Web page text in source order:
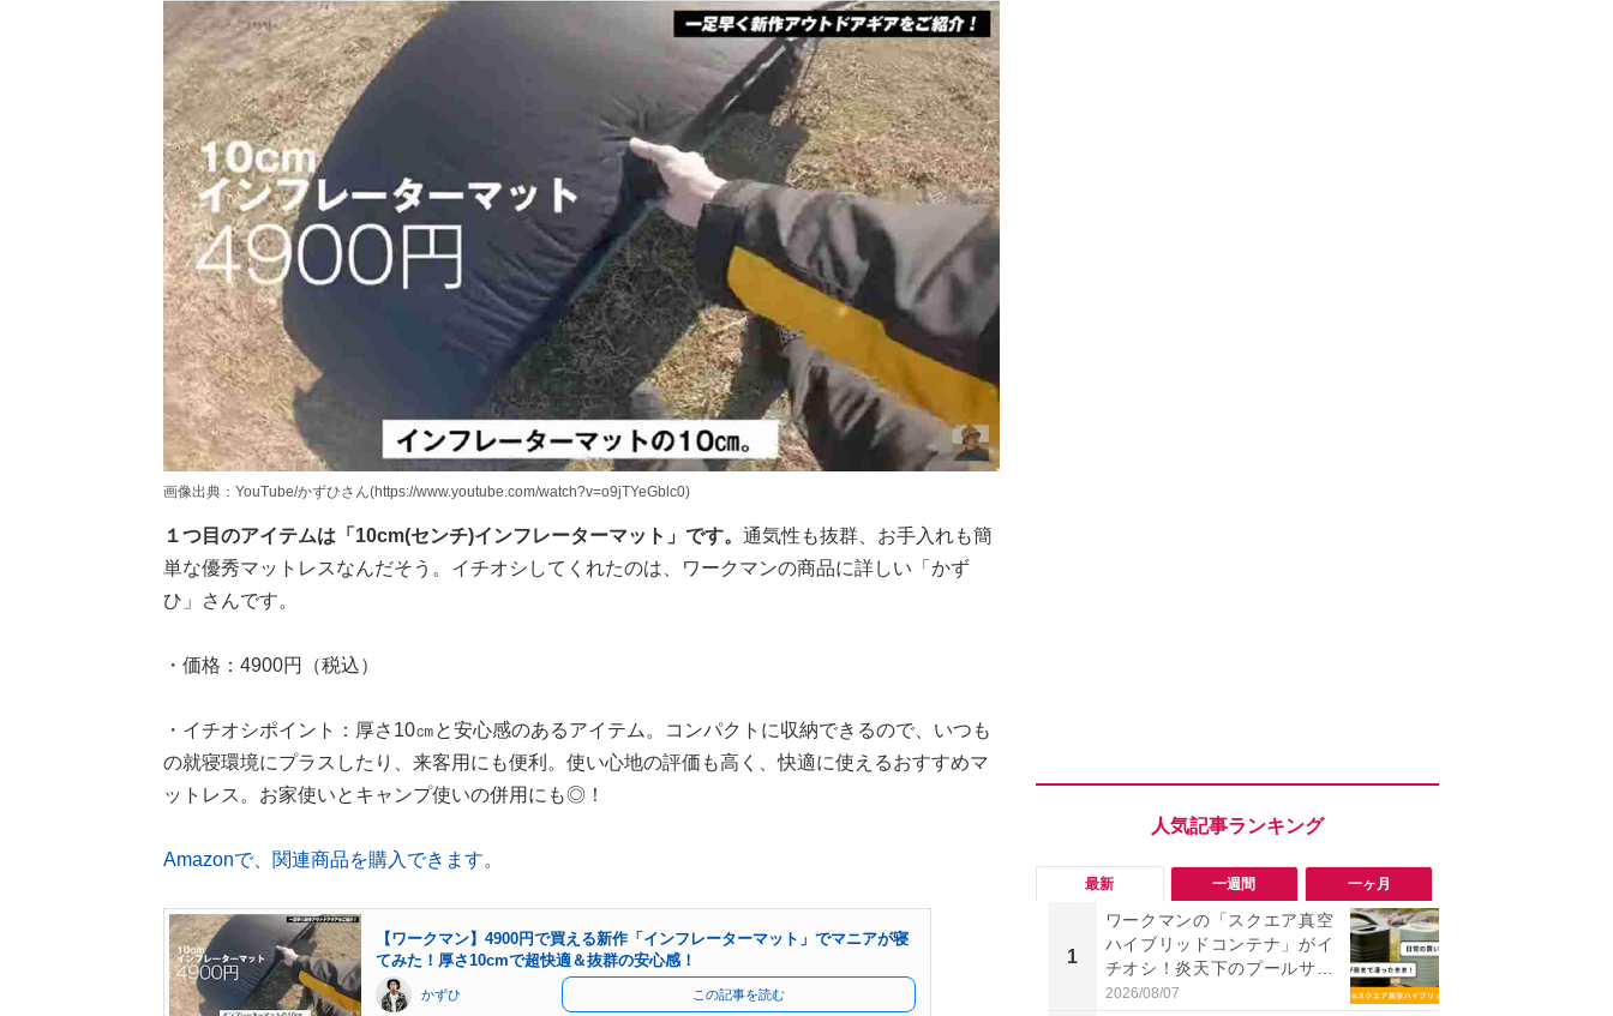
画像出典：YouTube/かずひさん(https://www.youtube.com/watch?v=o9jTYeGblc0)
１つ目のアイテムは「10cm(センチ)インフレーターマット」です。 通気性も抜群、お手入れも簡
単な優秀マットレスなんだそう。イチオシしてくれたのは、ワークマンの商品に詳しい「かず
ひ」さんです。
・価格：4900円（税込）
・イチオシポイント：厚さ10㎝と安心感のあるアイテム。コンパクトに収納できるので、いつも
の就寝環境にプラスしたり、来客用にも便利。使い心地の評価も高く、快適に使えるおすすめマ
ットレス。お家使いとキャンプ使いの併用にも◎！
Amazonで、関連商品を購入できます。
【ワークマン】4900円で買える新作「インフレーターマット」でマニアが寝
てみた！厚さ10cmで超快適＆抜群の安心感！
かずひ この記事を読む
最新 一週間 一ヶ月
1
ワークマンの「スクエア真空
ハイブリッドコンテナ」がイ
チオシ！炎天下のプールサイ
ドでも「氷が溶けない」と絶
2026/08/07